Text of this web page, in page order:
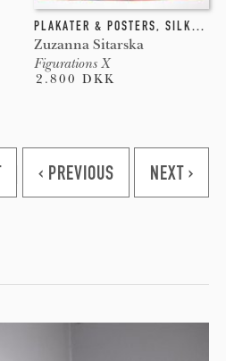
PLAKATER & POSTERS, SILKETRYK
Zuzanna Sitarska
Figurations X
2.800 DKK
‹ PREVIOUS NEXT ›